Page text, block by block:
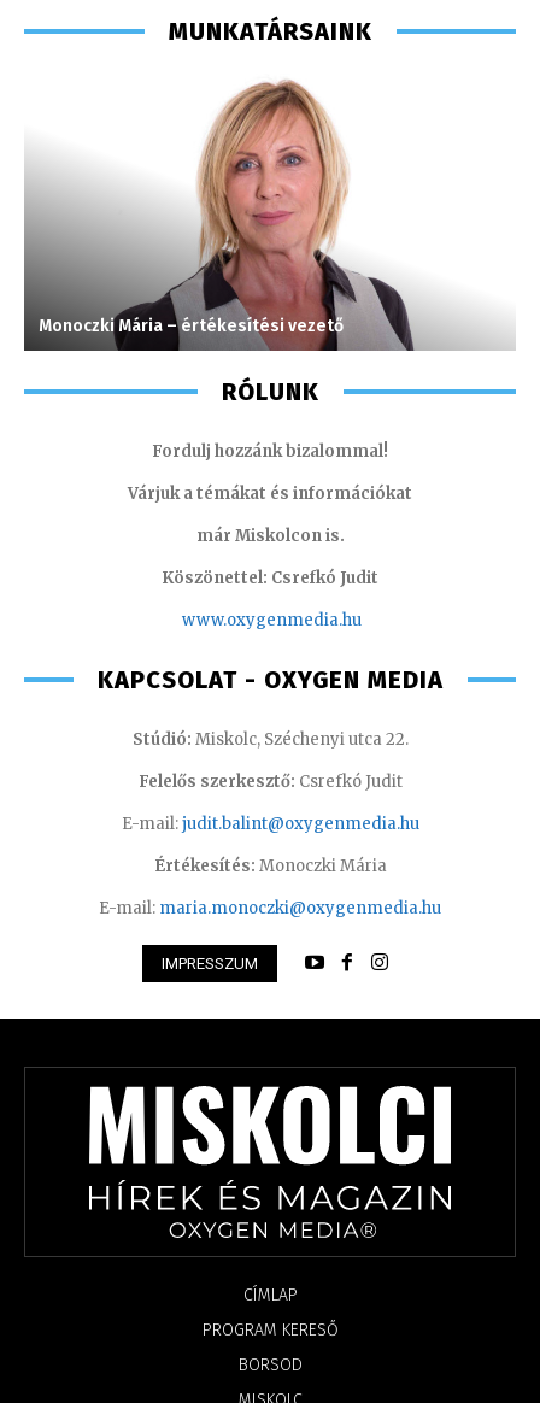
MUNKATÁRSAINK
Monoczki Mária – értékesítési vezető
RÓLUNK
Fordulj hozzánk bizalommal!
Várjuk a témákat és információkat
már Miskolcon is.
Köszönettel: Csrefkó Judit
www.oxygenmedia.hu
KAPCSOLAT - OXYGEN MEDIA
Stúdió: Miskolc, Széchenyi utca 22.
Felelős szerkesztő: Csrefkó Judit
E-mail:judit.balint@oxygenmedia.hu
Értékesítés: Monoczki Mária
E-mail: maria.monoczki@oxygenmedia.hu
IMPRESSZUM
CÍMLAP
PROGRAM KERESŐ
BORSOD